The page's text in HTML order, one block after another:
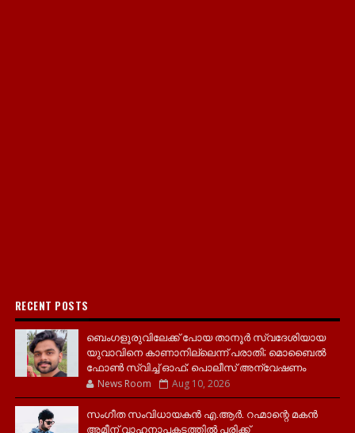
RECENT POSTS
ബെംഗളൂരുവിലേക്ക് പോയ താനൂര്‍ സ്വദേശിയായ
യുവാവിനെ കാണാനില്ലെന്ന് പരാതി; മൊബൈല്‍
ഫോണ്‍ സ്വിച്ച് ഓഫ്; പൊലീസ് അന്വേഷണം
News Room Aug 10, 2026
സംഗീത സംവിധായകൻ എ.ആർ. റഹ്മാന്റെ മകൻ
അമീന് വാഹനാപകടത്തിൽ പരിക്ക്